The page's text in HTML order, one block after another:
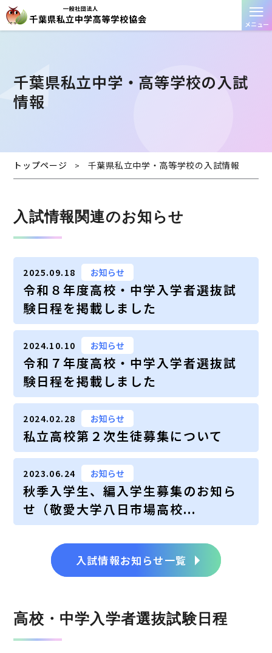
≡
メニュー
千葉県私⽴中学・⾼等学校の⼊試
情報
トップページ > 千葉県私⽴中学・⾼等学校の⼊試情報
⼊試情報関連のお知らせ
2025.09.18 お知らせ
令和８年度高校・中学入学者選抜試
験日程を掲載しました
2024.10.10 お知らせ
令和７年度高校・中学入学者選抜試
験日程を掲載しました
2024.02.28 お知らせ
私立高校第２次生徒募集について
2023.06.24 お知らせ
秋季入学生、編入学生募集のお知ら
せ（敬愛大学八日市場高校...
⼊試情報お知らせ⼀覧
⾼校・中学入学者選抜試験日程